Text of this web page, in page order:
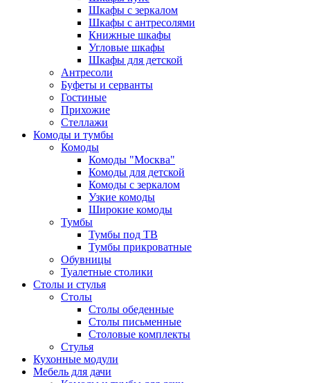
Шкафы с зеркалом
Шкафы с антресолями
Книжные шкафы
Угловые шкафы
Шкафы для детской
Антресоли
Буфеты и серванты
Гостиные
Прихожие
Стеллажи
Комоды и тумбы
Комоды
Комоды "Москва"
Комоды для детской
Комоды с зеркалом
Узкие комоды
Широкие комоды
Тумбы
Тумбы под ТВ
Тумбы прикроватные
Обувницы
Туалетные столики
Столы и стулья
Столы
Столы обеденные
Столы письменные
Столовые комплекты
Стулья
Кухонные модули
Мебель для дачи